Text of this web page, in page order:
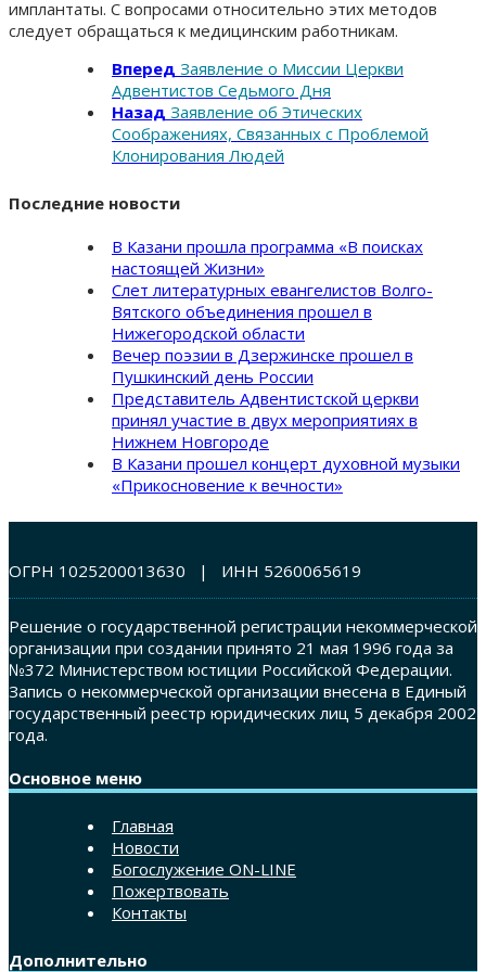
имплантаты. С вопросами относительно этих методов
следует обращаться к медицинским работникам.
Вперед Заявление о Миссии Церкви
Адвентистов Седьмого Дня
Назад Заявление об Этических
Соображениях, Связанных с Проблемой
Клонирования Людей
Последние новости
В Казани прошла программа «В поисках
настоящей Жизни»
Слет литературных евангелистов Волго-
Вятского объединения прошел в
Нижегородской области
Вечер поэзии в Дзержинске прошел в
Пушкинский день России
Представитель Адвентистской церкви
принял участие в двух мероприятиях в
Нижнем Новгороде
В Казани прошел концерт духовной музыки
«Прикосновение к вечности»
ОГРН 1025200013630 | ИНН 5260065619
Решение о государственной регистрации некоммерческой
организации при создании принято 21 мая 1996 года за
№372 Министерством юстиции Российской Федерации.
Запись о некоммерческой организации внесена в Единый
государственный реестр юридических лиц 5 декабря 2002
года.
Основное меню
Главная
Новости
Богослужение ON-LINE
Пожертвовать
Контакты
Дополнительно